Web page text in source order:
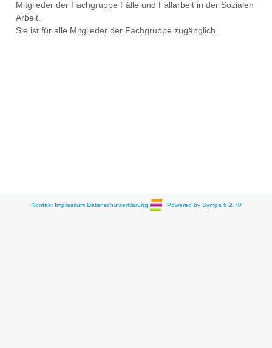
Mitglieder der Fachgruppe Fälle und Fallarbeit in der Sozialen
Arbeit.
Sie ist für alle Mitglieder der Fachgruppe zugänglich.
Kontakt Impressum Datenschutzerklärung Powered by Sympa 6.2.70